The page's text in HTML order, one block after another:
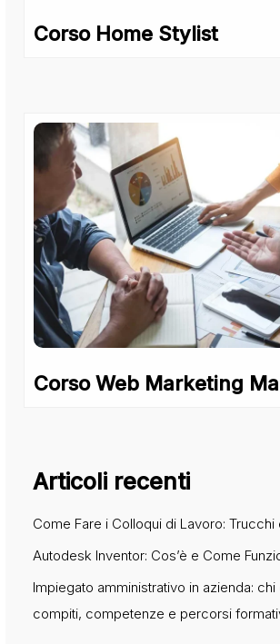
Corso Home Stylist
Corso Web Marketing
Articoli recenti
Come Fare i Colloqui di Lavoro: Trucchi
Autodesk Inventor: Cos’è e Come
Impiegato amministrativo in azienda:
compiti, competenze e percorsi